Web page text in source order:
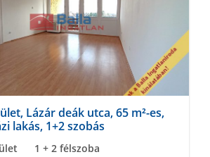
Lázár deák utca, 65 m²-es,
lakás, 1+2 szobás
1 + 2 félszoba